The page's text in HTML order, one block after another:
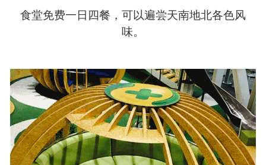
食堂免费一日四餐，可以遍尝天南地北各色风
味。